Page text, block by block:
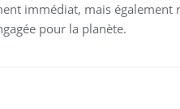
immédiat, mais également
pour la planète.